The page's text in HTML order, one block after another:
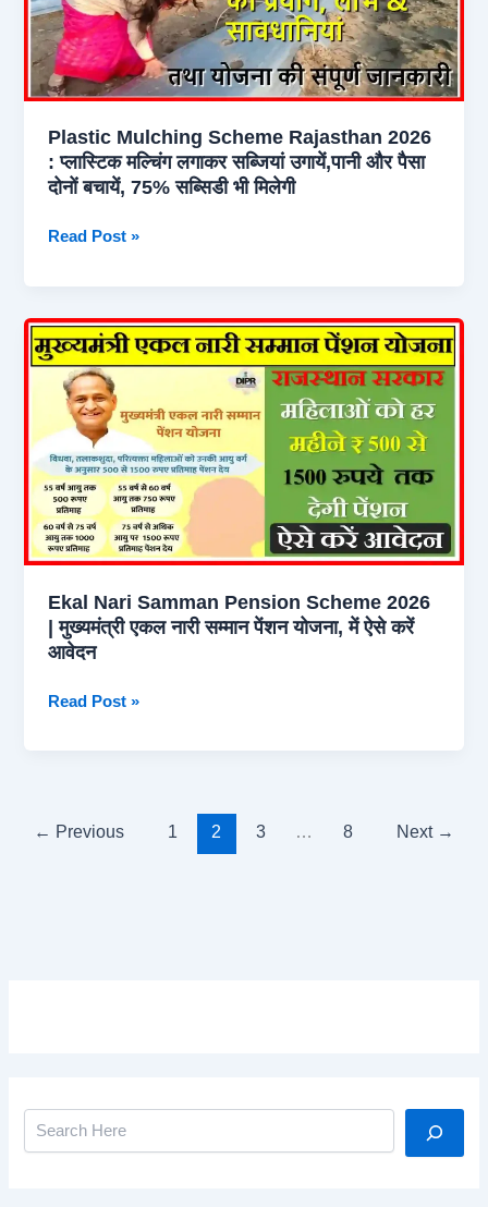
नाम
कैसे
जोड़े,
ऑनलाइन
ऑफलाइन
आवेदन
कैसे
Plastic Mulching Scheme Rajasthan 2026
: प्लास्टिक मल्चिंग लगाकर सब्जियां उगायें,पानी और पैसा
दोनों बचायें, 75% सब्सिडी भी मिलेगी
Plastic
Rajasthan
2026
:
प्लास्टिक
मल्चिंग
लगाकर
सब्जियां
उगायें,पानी
और
पैसा
बचायें,
75%
सब्सिडी
मिलेगी
Read Post »
Ekal Nari Samman Pension Scheme 2026
| मुख्यमंत्री एकल नारी सम्मान पेंशन योजना, में ऐसे करें
आवेदन
Ekal
2026
Read Post »
← Previous 1 2 3 … 8 Next →